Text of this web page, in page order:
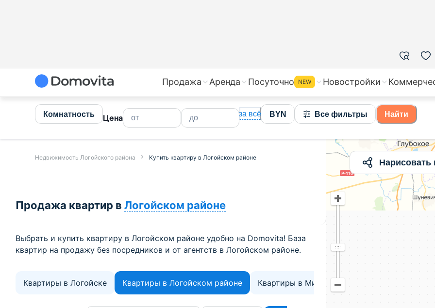
Продажа Аренда Посуточно NEW Новостройки
Комнатность Цена за всё BYN Все фильтры Найти
Недвижимость Логойского района Купить квартиру в Логойском районе
Продажа квартир в Логойском районе
Выбрать и купить квартиру в Логойском районе удобно на Domovita! База
квартир на продажу без посредников и от агентств в Логойском районе.
Квартиры в Логойске Квартиры в Логойском районе Квартиры в Минской области
Нарисовать